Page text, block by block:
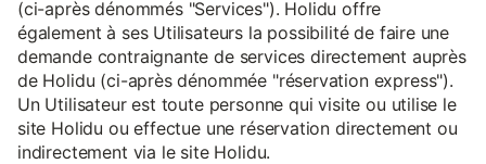
(ci-après dénommés "Services"). Holidu offre
également à ses Utilisateurs la possibilité de faire une
demande contraignante de services directement auprès
de Holidu (ci-après dénommée "réservation express").
Un Utilisateur est toute personne qui visite ou utilise le
site Holidu ou effectue une réservation directement ou
indirectement via le site Holidu.